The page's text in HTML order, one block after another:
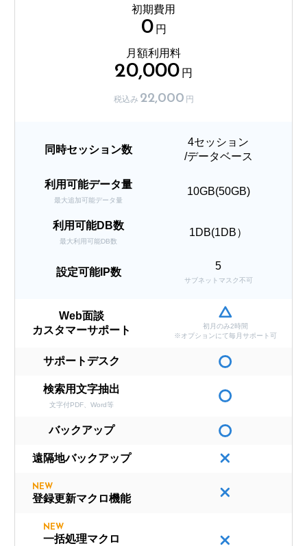
初期費用
0 円
月額利用料
20,000 円
税込み 22,000 円
同時セッション数
4セッション
/データベース
利用可能データ量
最大追加可能データ量
10GB(50GB)
利用可能DB数
最大利用可能DB数
1DB(1DB）
設定可能IP数
5
サブネットマスク不可
Web面談
カスタマーサポート
初月のみ2時間
※オプションにて毎月サポート可
サポートデスク
検索用文字抽出
文字付PDF、Word等
バックアップ
遠隔地バックアップ
NEW
登録更新マクロ機能
NEW
一括処理マクロ